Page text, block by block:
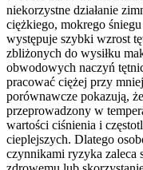
niekorzystne działanie
ciężkiego, mokrego
występuje szybki wzrost
zbliżonych do wysiłku
obwodowych naczyń
pracować ciężej przy
porównawcze pokazują,
przeprowadzony w
wartości ciśnienia i
cieplejszych. Dlatego
czynnikami ryzyka zaleca